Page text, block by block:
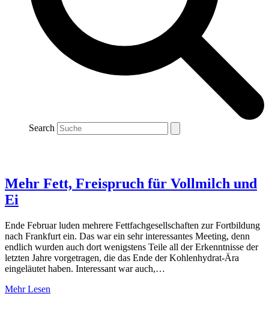
Search
Mehr Fett, Freispruch für Vollmilch und
Ei
Ende Februar luden mehrere Fettfachgesellschaften zur Fortbildung
nach Frankfurt ein. Das war ein sehr interessantes Meeting, denn
endlich wurden auch dort wenigstens Teile all der Erkenntnisse der
letzten Jahre vorgetragen, die das Ende der Kohlenhydrat-Ära
eingeläutet haben. Interessant war auch,…
Mehr Lesen